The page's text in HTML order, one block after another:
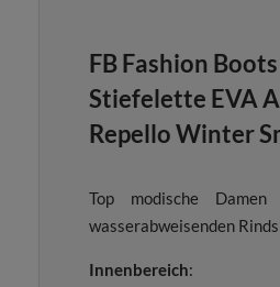
FB Fashion
Stiefelette EVA
Repello Winter
Top modische
wasserabweisenden
Innenbereich: